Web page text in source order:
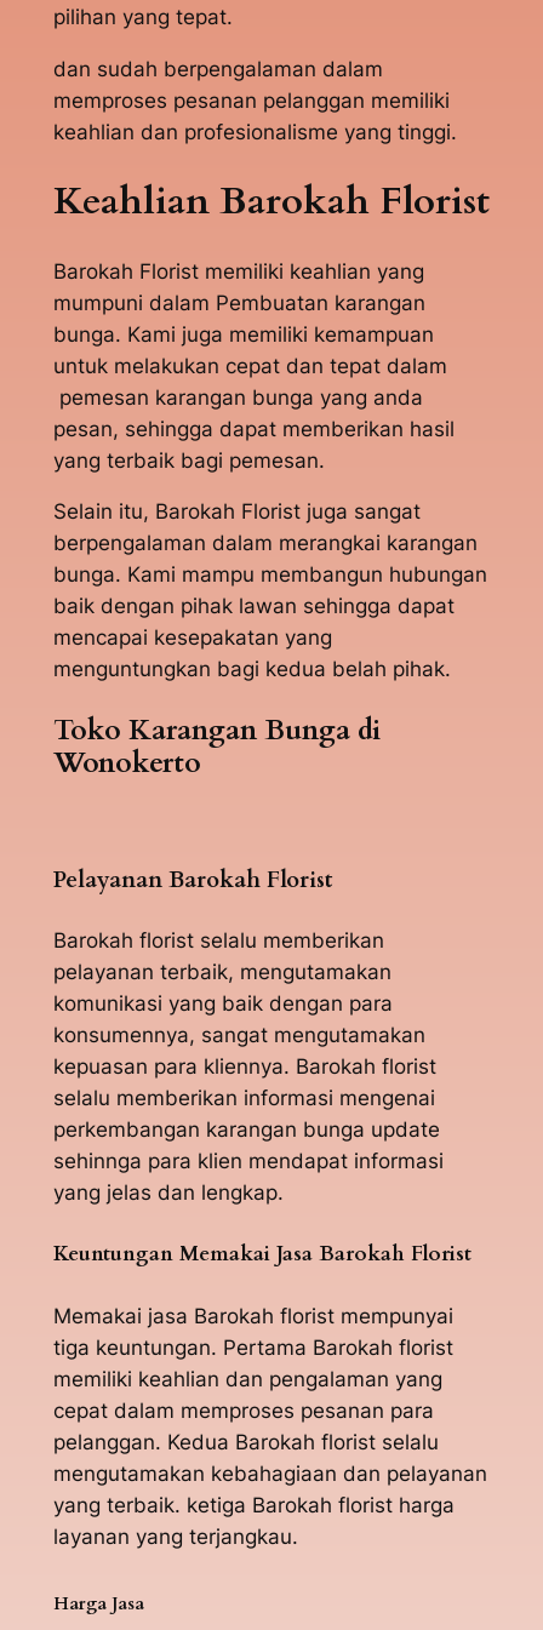
pilihan yang tepat.
dan sudah berpengalaman dalam
memproses pesanan pelanggan memiliki
keahlian dan profesionalisme yang tinggi.
Keahlian Barokah Florist
Barokah Florist memiliki keahlian yang
mumpuni dalam Pembuatan karangan
bunga. Kami juga memiliki kemampuan
untuk melakukan cepat dan tepat dalam
pemesan karangan bunga yang anda
pesan, sehingga dapat memberikan hasil
yang terbaik bagi pemesan.
Selain itu, Barokah Florist juga sangat
berpengalaman dalam merangkai karangan
bunga. Kami mampu membangun hubungan
baik dengan pihak lawan sehingga dapat
mencapai kesepakatan yang
menguntungkan bagi kedua belah pihak.
Toko Karangan Bunga di
Wonokerto
Pelayanan Barokah Florist
Barokah florist selalu memberikan
pelayanan terbaik, mengutamakan
komunikasi yang baik dengan para
konsumennya, sangat mengutamakan
kepuasan para kliennya. Barokah florist
selalu memberikan informasi mengenai
perkembangan karangan bunga update
sehinnga para klien mendapat informasi
yang jelas dan lengkap.
Keuntungan Memakai Jasa Barokah Florist
Memakai jasa Barokah florist mempunyai
tiga keuntungan. Pertama Barokah florist
memiliki keahlian dan pengalaman yang
cepat dalam memproses pesanan para
pelanggan. Kedua Barokah florist selalu
mengutamakan kebahagiaan dan pelayanan
yang terbaik. ketiga Barokah florist harga
layanan yang terjangkau.
Harga Jasa